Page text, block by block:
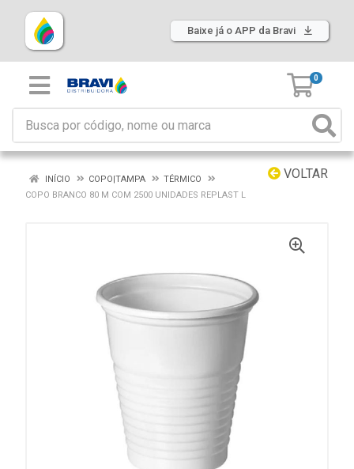
Baixe já o APP da Bravi
0
VOLTAR
INÍCIO COPO|TAMPA
TÉRMICO
COPO BRANCO 80 M COM 2500 UNIDADES REPLAST L